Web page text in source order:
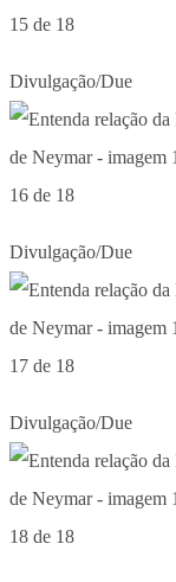
15 de 18
Divulgação/Due
16 de 18
Divulgação/Due
17 de 18
Divulgação/Due
18 de 18